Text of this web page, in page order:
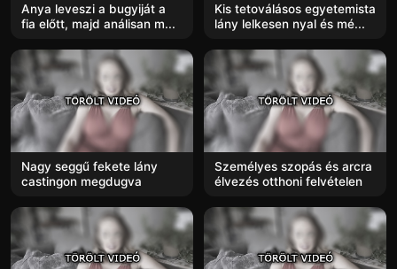
Anya leveszi a bugyiját a
fia előtt, majd análisan m...
Kis tetoválásos egyetemista
lány lelkesen nyal és mé...
Nagy seggű fekete lány
castingon megdugva
Személyes szopás és arcra
élvezés otthoni felvételen